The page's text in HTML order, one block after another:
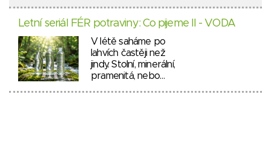
Letní seriál FÉR potraviny: Co pijeme II - VODA
V létě saháme po
lahvích častěji než
jindy. Stolní, minerální,
pramenitá, nebo…